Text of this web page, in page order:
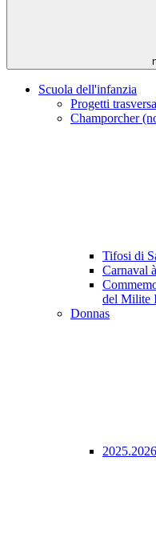
Scuola dell'infanzia
Progetti
Champorcher
Tifosi di
Carnaval
del Milite
Donnas
2025.2026